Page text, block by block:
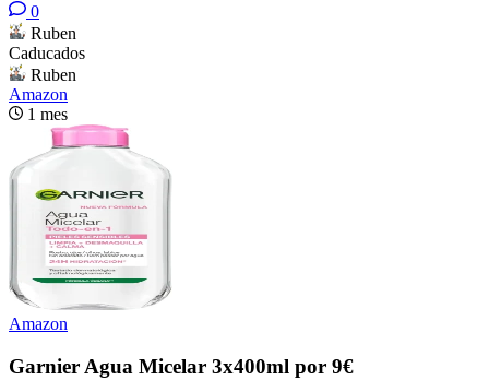
0
Ruben
Caducados
Ruben
Amazon
1 mes
Amazon
Garnier Agua Micelar 3x400ml por 9€